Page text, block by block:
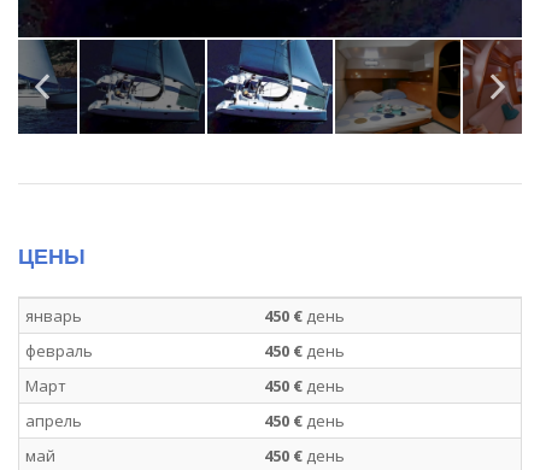
ЦЕНЫ
январь 450 € день
февраль
450 € день
Март
450 € день
апрель
450 € день
май
450 € день